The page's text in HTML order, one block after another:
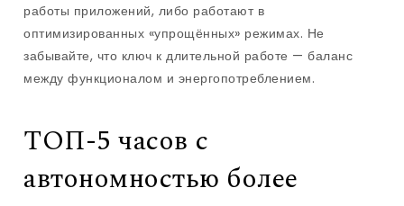
работы приложений, либо работают в
оптимизированных «упрощённых» режимах. Не
забывайте, что ключ к длительной работе — баланс
между функционалом и энергопотреблением.
ТОП-5 часов с
автономностью более